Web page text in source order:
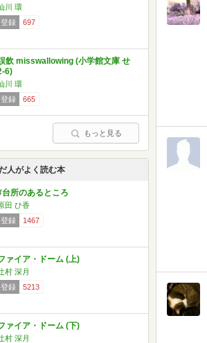
川 環
登録
697
飲 misswallowing (小学館文庫 せ
6)
川 環
登録
665
もっと見る
人がよく読む本
台所のあるところ
田 ひ香
登録
1467
ァイア・ドーム (上)
村 深月
登録
5213
ァイア・ドーム (下)
村 深月